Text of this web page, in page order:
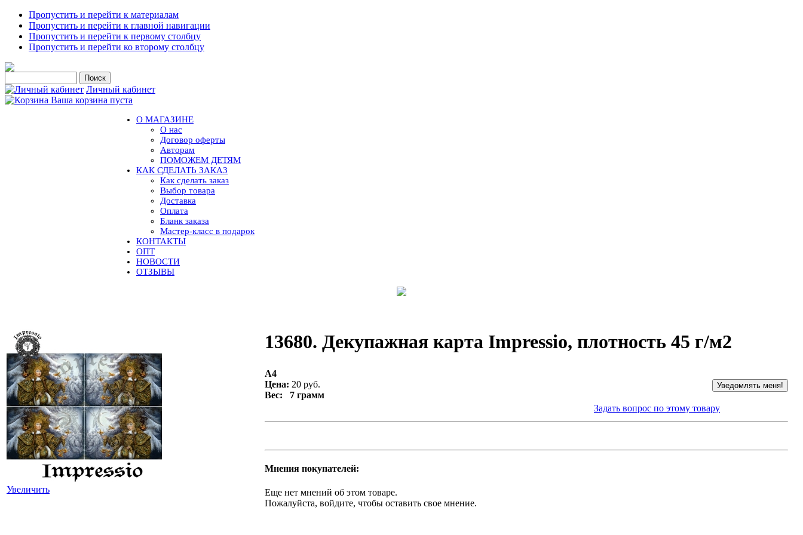
Пропустить и перейти к материалам
Пропустить и перейти к главной навигации
Пропустить и перейти к первому столбцу
Пропустить и перейти ко второму столбцу
Личный кабинет
Ваша корзина пуста
О МАГАЗИНЕ
О нас
Договор оферты
Авторам
ПОМОЖЕМ ДЕТЯМ
КАК СДЕЛАТЬ ЗАКАЗ
Как сделать заказ
Выбор товара
Доставка
Оплата
Бланк заказа
Мастер-класс в подарок
КОНТАКТЫ
ОПТ
НОВОСТИ
ОТЗЫВЫ
Увеличить
13680. Декупажная карта Impressio, плотность 45 г/м2
А4
Цена: 20 руб.
Вес: 7 грамм
Задать вопрос по этому товару
Мнения покупателей:
Еще нет мнений об этом товаре.
Пожалуйста, войдите, чтобы оставить свое мнение.